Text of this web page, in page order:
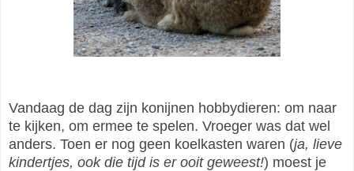
Vandaag de dag zijn konijnen hobbydieren: om naar
te kijken, om ermee te spelen. Vroeger was dat wel
anders. Toen er nog geen koelkasten waren (ja, lieve
kindertjes, ook die tijd is er ooit geweest!) moest je